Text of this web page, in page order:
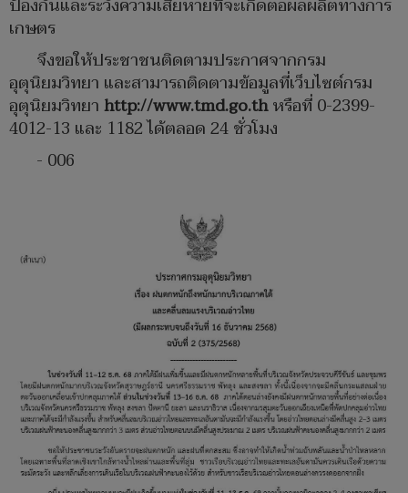
ป้องกันและระวังความเสียหายที่จะเกิดต่อผลผลิตทางการ
เกษตร
จึงขอให้ประชาชนติดตามประกาศจากกรม
อุตุนิยมวิทยา และสามารถติดตามข้อมูลที่เว็บไซต์กรม
อุตุนิยมวิทยาhttp://www.tmd.go.thหรือที่ 0-2399-
4012-13 และ 1182 ได้ตลอด 24 ชั่วโมง
- 006